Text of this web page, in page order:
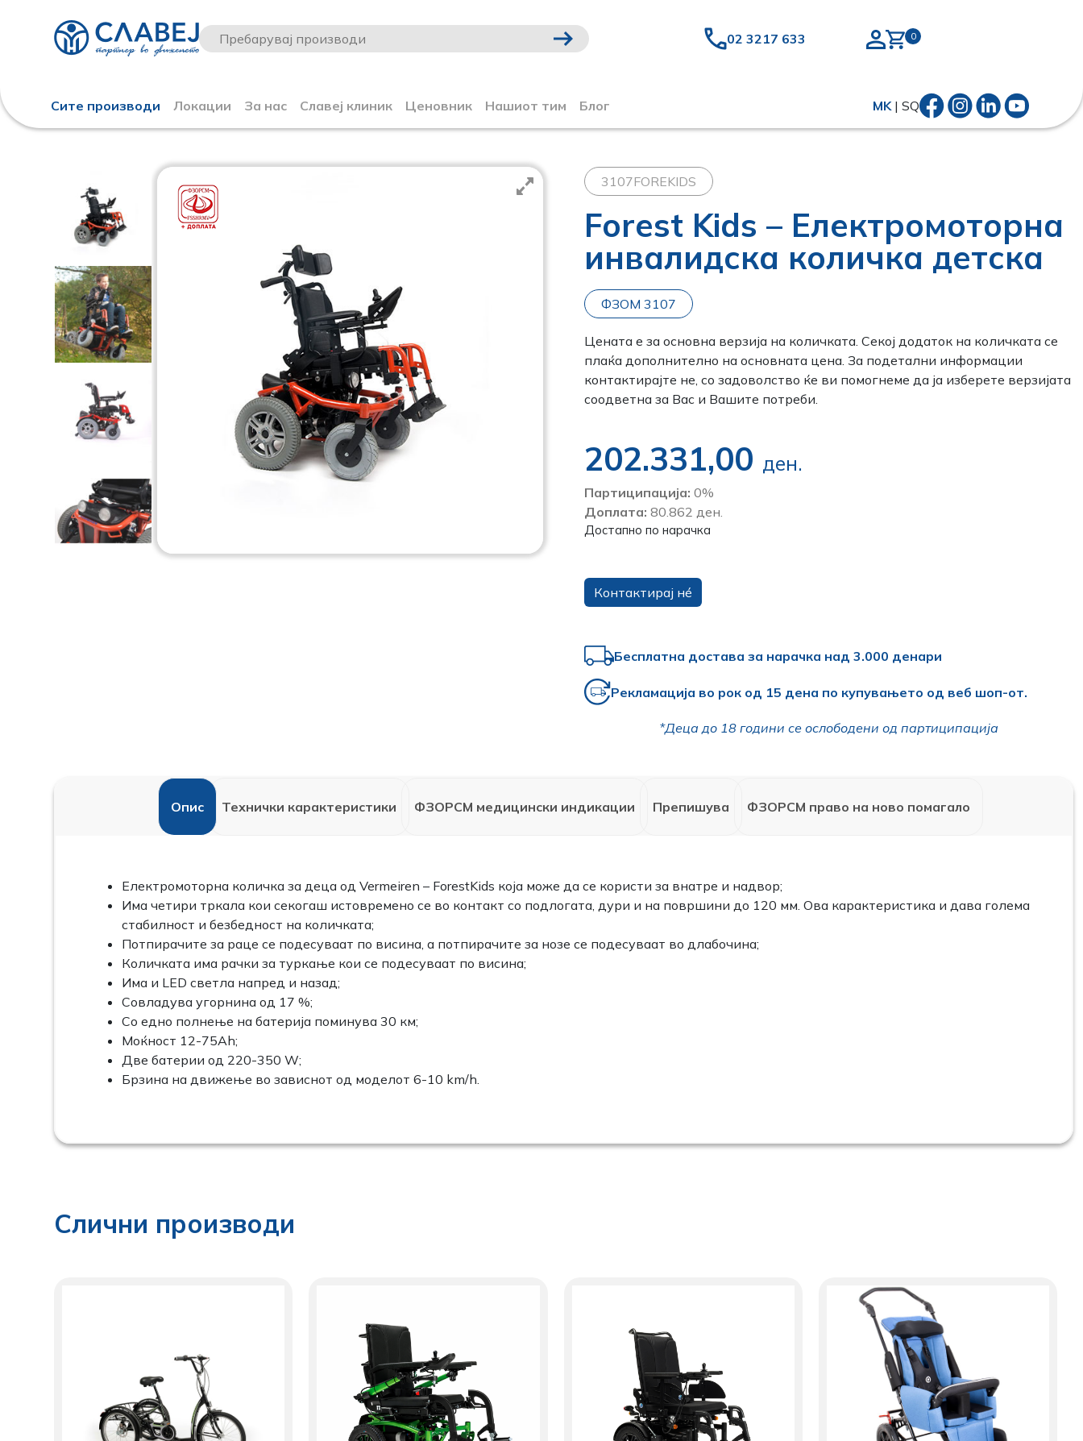
02 3217 633
Сите производи Локации За нас Славеј клиник Ценовник Нашиот тим Блог MK| SQ
3107FOREKIDS
Forest Kids – Електромоторна
инвалидска количка детска
ФЗОМ 3107
Цената е за основна верзија на количката. Секој додаток на количката се
плаќа дополнително на основната цена. За подетални информации
контактирајте не, со задоволство ќе ви помогнеме да ја изберете верзијата
соодветна за Вас и Вашите потреби.
202.331,00 ден.
Партиципација: 0%
Доплата: 80.862 ден.
Достапно по нарачка
Контактирај нé
Бесплатна достава за нарачка над 3.000 денари
Рекламација во рок од 15 дена по купувањето од веб шоп-от.
*Деца до 18 години се ослободени од партиципација
Опис Технички карактеристики ФЗОРСМ медицински индикации Препишува ФЗОРСМ право на ново помагало
Електромоторна количка за деца од Vermeiren – ForestKids која може да се користи за внатре и надвор;
Има четири тркала кои секогаш истовремено се во контакт со подлогата, дури и на површини до 120 мм. Ова карактеристика и дава голема
стабилност и безбедност на количката;
Потпирачите за раце се подесуваат по висина, а потпирачите за нозе се подесуваат во длабочина;
Количката има рачки за туркање кои се подесуваат по висина;
Има и LED светла напред и назад;
Совладува угорнина од 17 %;
Со едно полнење на батерија поминува 30 км;
Moќност 12-75Ah;
Две батерии од 220-350 W;
Брзина на движење во зависнот од моделот 6-10 km/h.
Слични производи